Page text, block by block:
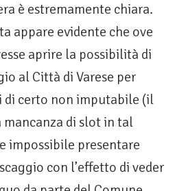
è estremamente chiara.
appare evidente che ove
aprire la possibilità di
al Città di Varese per
di certo non imputabile (il
di slot in tal
impossibile presentare
con l’effetto di veder